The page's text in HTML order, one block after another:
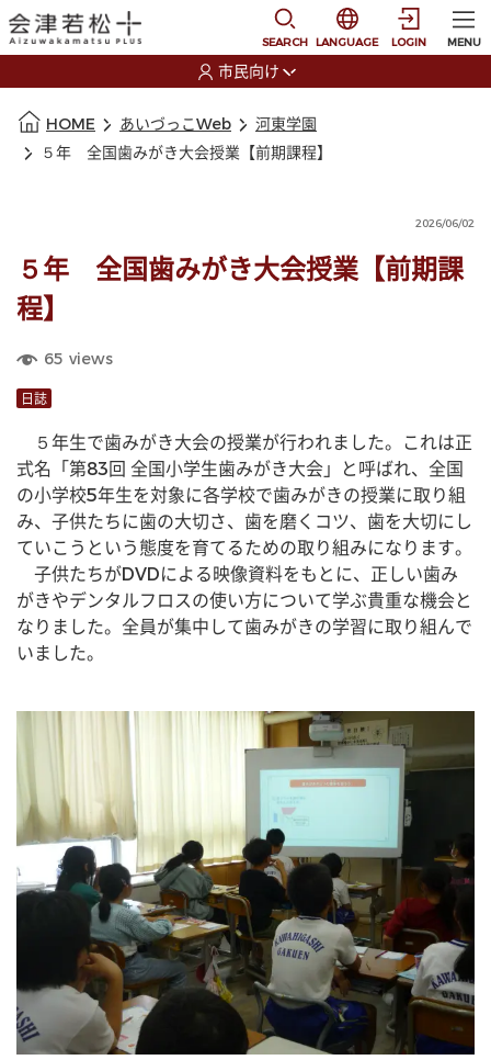
SEARCH
選択すると言語の切
LANGUAGE LOGIN MENU
市民向け
HOME あいづっこWeb
河東学園
５年 全国歯みがき大会授業【前期課程】
2026/06/02
５年 全国歯みがき大会授業【前期課
程】
65 views
日誌
５年生で歯みがき大会の授業が行われました。これは正
式名「第83回 全国小学生歯みがき大会」と呼ばれ、全国
の小学校5年生を対象に各学校で歯みがきの授業に取り組
み、子供たちに歯の大切さ、歯を磨くコツ、歯を大切にし
ていこうという態度を育てるための取り組みになります。
子供たちがDVDによる映像資料をもとに、正しい歯み
がきやデンタルフロスの使い方について学ぶ貴重な機会と
なりました。全員が集中して歯みがきの学習に取り組んで
いました。